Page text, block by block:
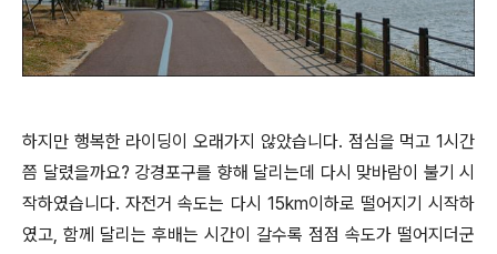
하지만 행복한 라이딩이 오래가지 않았습니다. 점심을 먹고 1시간
쯤 달렸을까요? 강경포구를 향해 달리는데 다시 맞바람이 불기 시
작하였습니다. 자전거 속도는 다시 15km이하로 떨어지기 시작하
였고, 함께 달리는 후배는 시간이 갈수록 점점 속도가 떨어지더군